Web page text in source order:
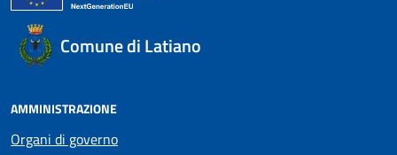
Comune di Latiano
AMMINISTRAZIONE
Organi di governo